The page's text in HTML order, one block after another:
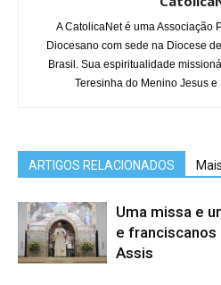
A CatolicaNet é uma Associação
Diocesano com sede na Diocese
Brasil. Sua espiritualidade
Teresinha do Menino Jesus e
ARTIGOS RELACIONADOS
Uma missa e
e franciscanos
Assis